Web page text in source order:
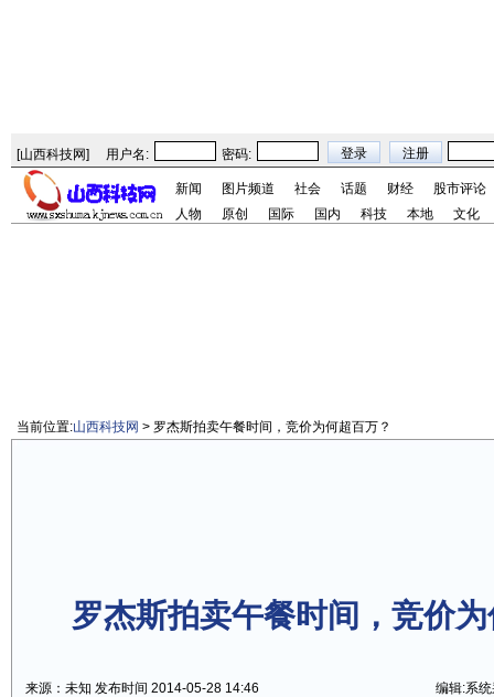
[山西科技网] 用户名: 密码:
新闻 图片频道 社会 话题 财经
股市评论
人物
原创 国际 国内 科技 本地 文化
当前位置:山西科技网 > 罗杰斯拍卖午餐时间，竞价为何超百万？
罗杰斯拍卖午餐时间，竞价
来源：未知 发布时间 2014-05-28 14:46 编辑:系